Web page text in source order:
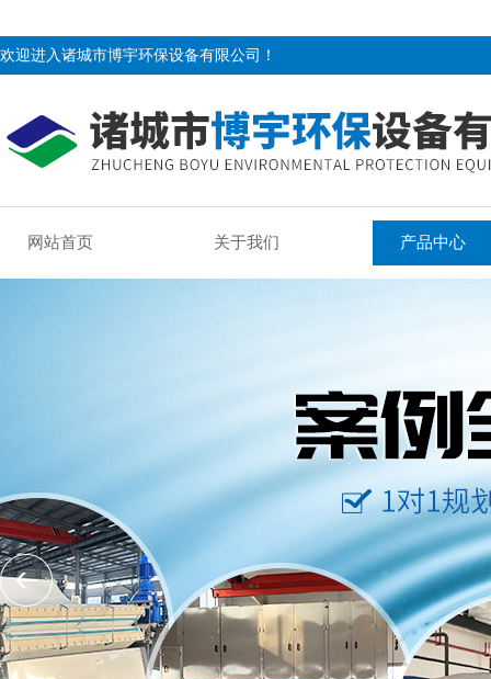
欢迎进入诸城市博宇环保设备有限公司！
网站首页 关于我们 产品中心